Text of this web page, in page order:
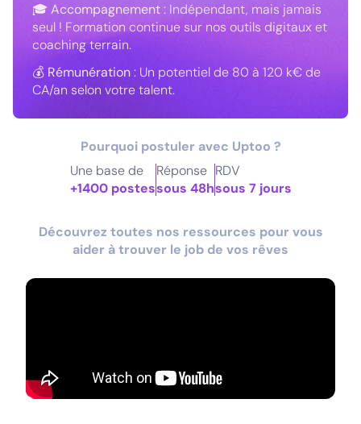
🎓 Accompagnement: Indépendant, mais jamais
seul ! Formation continue sur nos outils digitaux et
coaching terrain.
💰 Rémunération: Un potentiel de 80 à 120 k€ de
CA/an selon votre talent.
Pourquoi postuler avec Uptoo ?
Une base de
+1400 postes
Réponse
sous 48h
RDV
sous 7 jours
Découvrez toutes nos ressources pour vous
aider à trouver le job de vos rêves